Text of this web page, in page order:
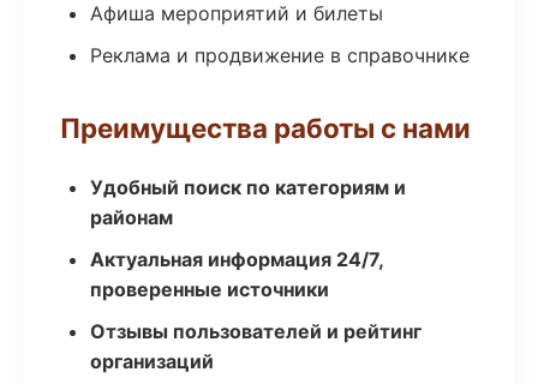
Афиша мероприятий и билеты
Реклама и продвижение в справочнике
Преимущества работы с нами
Удобный поиск по категориям и
районам
Актуальная информация 24/7,
проверенные источники
Отзывы пользователей и рейтинг
организаций